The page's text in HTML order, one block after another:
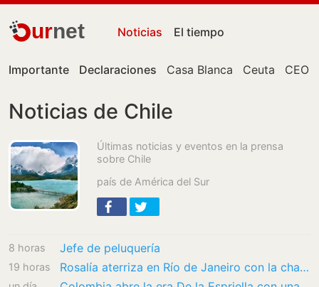
urnet Noticias El tiempo
Importante Declaraciones Casa Blanca Ceuta CEO
Noticias de Chile
Últimas noticias y eventos en la prensa
sobre Chile
país de América del Sur
8 horas Jefe de peluquería
19 horas Rosalía aterriza en Río de Janeiro con la chaqueta dorada de lujo que combina con las…